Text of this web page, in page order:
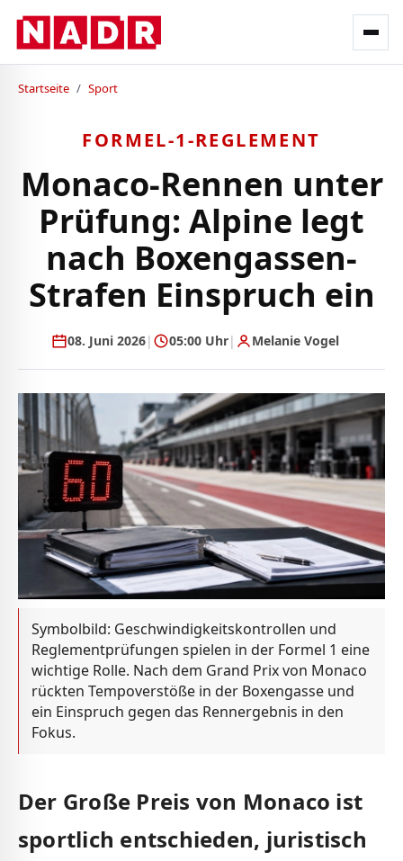
Startseite / Sport
FORMEL-1-REGLEMENT
Monaco-Rennen unter
Prüfung: Alpine legt
nach Boxengassen-
Strafen Einspruch ein
08. Juni 2026| 05:00 Uhr| Melanie Vogel
Symbolbild: Geschwindigkeitskontrollen und
Reglementprüfungen spielen in der Formel 1 eine
wichtige Rolle. Nach dem Grand Prix von Monaco
rückten Tempoverstöße in der Boxengasse und
ein Einspruch gegen das Rennergebnis in den
Fokus.
Der Große Preis von Monaco ist
sportlich entschieden, juristisch